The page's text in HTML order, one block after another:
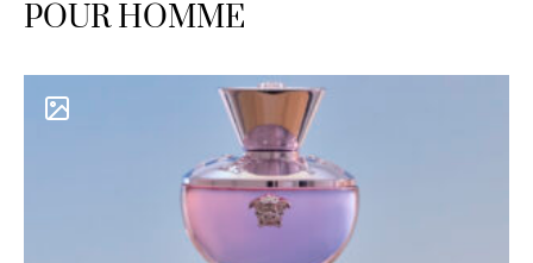
POUR HOMME